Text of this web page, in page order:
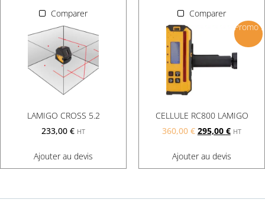
Comparer
LAMIGO CROSS 5.2
233,00 € HT
Ajouter au devis
Comparer
Promo !
CELLULE RC800 LAMIGO
360,00 € 295,00 € HT
Ajouter au devis